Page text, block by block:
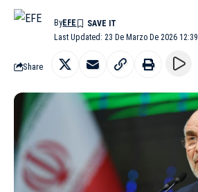
Last Updated: 23 De Marzo De 2026 12:39
ByEFE
Share